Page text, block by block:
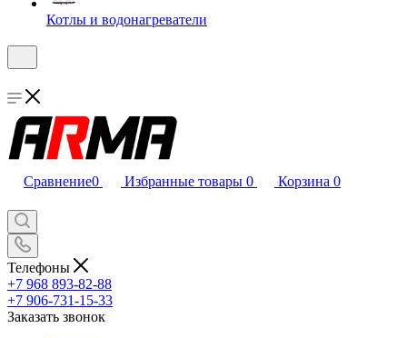
Котлы и водонагреватели
Сравнение0 Избранные товары 0 Корзина 0
Телефоны
+7 968 893-82-88
+7 906-731-15-33
Заказать звонок